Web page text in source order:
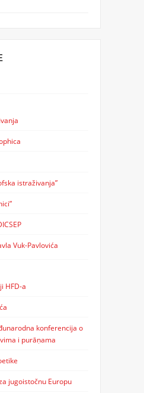
istraživanja”
Vuk-Pavlovića
HFD-a
konferencija o
i purāṇama
jugoistočnu Europu